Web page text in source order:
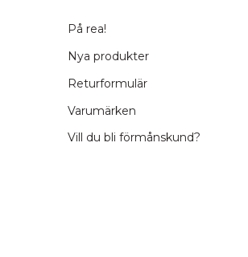
På rea!
Nya produkter
Returformulär
Varumärken
Vill du bli förmånskund?